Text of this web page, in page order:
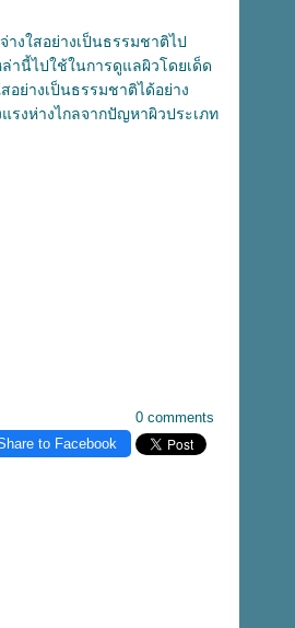
งใสอย่างเป็นธรรมชาติไป
านี้ไปใช้ในการดูแลผิวโดยเด็ด
อย่างเป็นธรรมชาติได้อย่าง
งห่างไกลจากปัญหาผิวประเภท
0 comments
to Facebook